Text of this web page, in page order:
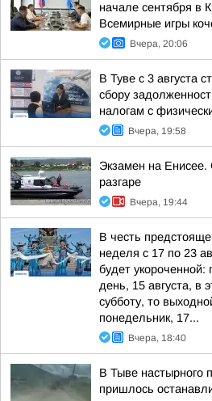
начале сентября в
Всемирные игры
Вчера, 20:06
В Туве с 3 августа
сбору
налогам с
Вчера, 19:58
Экзамен на Енисее.
разгаре
Вчера, 19:44
В честь
неделя с 17 по 23
будет укороченной:
день, 15 августа, в
субботу, то
понедельник, 17...
Вчера, 18:40
В Тыве настырного
пришлось